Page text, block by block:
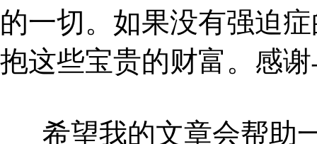
的一切。如果没有强迫
抱这些宝贵的财富。感
希望我的文章会帮助